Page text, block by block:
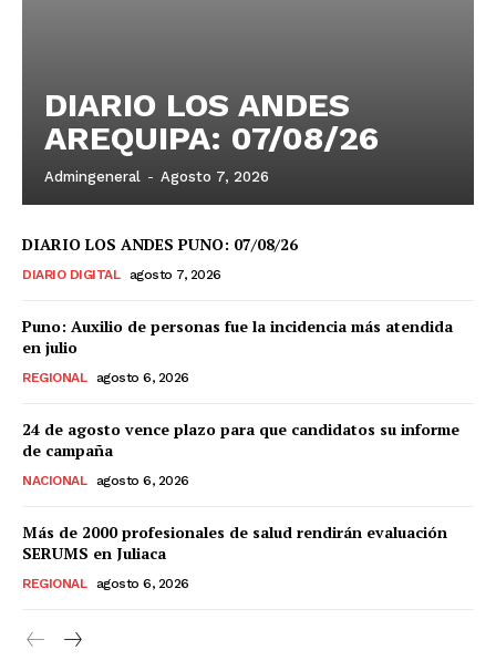
DIARIO LOS ANDES
AREQUIPA: 07/08/26
Admingeneral - Agosto 7, 2026
DIARIO LOS ANDES PUNO: 07/08/26
DIARIO DIGITAL agosto 7, 2026
Puno: Auxilio de personas fue la incidencia más atendida
en julio
REGIONAL agosto 6, 2026
24 de agosto vence plazo para que candidatos su informe
de campaña
NACIONAL agosto 6, 2026
Más de 2000 profesionales de salud rendirán evaluación
SERUMS en Juliaca
REGIONAL agosto 6, 2026